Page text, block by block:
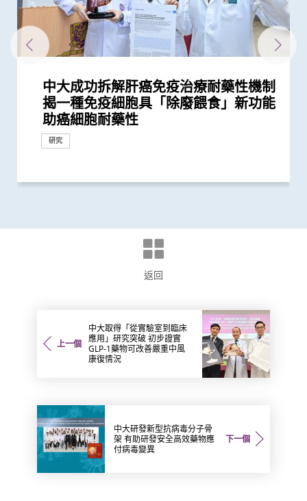
中大成功拆解肝癌免疫治療耐藥性機制
揭一種免疫細胞具「除廢餵食」新功能
助癌細胞耐藥性
研究
中大成功研發可3D打印的生物活性材
料及其他肌腱相關技術 有望應用於修
復大範圍肌腱撕裂
研究
中大城大神經科學專家證實動物擁有數
感 解決科學界多年爭論
研究
中大醫學院與美國貝勒醫學院合作研究
首次發現DHX9基因突變導致神經發育
障礙
研究
中大破解全球最全面的「美國曱甴」基
因組圖譜 揭示曱甴新型致敏原 有助開
發精準免疫治療
研究
中大發現促進關聯記憶形成的神經結構
有助更深入了解腦部疾病如何損害記憶
研究
中大研究揭開蟎蟲進化史 有助加強預
防、診斷和治療常見的蟎過敏
研究
中大聯同港大及倫敦大學學院破解基因
突變引致先天性巨結腸症機制 為開發
嶄新治療方案提供線索
研究
中大全球首證由人工智能技術研發出的
磁力共振腦掃描指數 能有效臨床偵測
三類早期認知障礙疾病
研究
中大發現新方法將肝腫瘤由「冷」轉
「熱」 激活免疫T細胞滅癌 助發展更有
效的新免疫療法
研究
中大聯同理大及西悉尼大學研究發現人
體神經系統產生更高效能跑步方法的機
制
研究
中大醫學院團隊發現B細胞及基因
GPR18可預測多種癌症的存活期
研究
中大發現糖尿病或為感染新冠肺炎高危
因素 研究有助了解病毒致病潛在機制
研究
中大研究發現引起壓力行為反應的大腦
訊息傳遞路徑 為探究腦部疾病引致的
異常重複行為提供基礎
研究
中大醫學院團隊發現一種新型生物標記
可在頭頸癌患者中預測長一倍的存活期
研究
中大研究發現「認知靈活性」調節機制
多巴胺失調可致靈活性受損
研究
中大研究發現維持體內鐵質水平之關鍵
物質 如缺乏可致過量鐵質積聚 損害主
要器官
研究
中大生物醫學學院力爭成世界領先生物
醫學中心 培育頂尖生物醫學專才 開
拓高端「轉化醫學」研究
里程碑
中大港大合作開展復發性卵巢癌藥物基
因組學研究 免費為百名本地病人提供
分析
研究
中大「蔡永業腦神經科學中心」破解大
腦學習動作技能原理
研究
中大成功揭示腫瘤免疫逃脱新機制 開
拓「免疫療法」新方向
研究
中大公布「動脈粥樣硬化」形成新發現
揭示心血管疾病治療新方向
研究
中大推全球首項運用「單細胞基因技
術」檢測卵子質素研究 破解卵子老化
及女性不育之謎
研究
中大聯同國際專家發現引致腦退化基
因 為治療及預防「阿茲海默氏症」帶
來新方向
研究
中大與養和醫院攜手研究 發現抑鬱症
患者出現睡眠行為障礙或是腦退化先兆
研究
中大領導團隊全球率先破解粉塵蟎基因
組 為吸入性過敏疾病提供診斷及治療
新方向
研究
中大與美國專家攜手合作進行臨床遺傳
學培訓 設立本港首個一站式遺傳病門
診服務
國際合作
中大羅桂祥綜合生物醫學大樓今天正式
開幕
里程碑
返回
上一個
中大取得「從實驗室到臨床
應用」研究突破 初步證實
GLP-1藥物可改善嚴重中風
康復情況
下一個
中大研發新型抗病毒分子骨
架 有助研發安全高效藥物應
付病毒變異